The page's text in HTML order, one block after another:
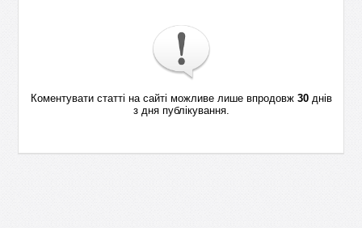
Коментувати статті на сайті можливе лише впродовж 30днів
з дня публікування.